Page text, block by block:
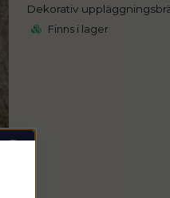
Dekorativ
Finns i lager